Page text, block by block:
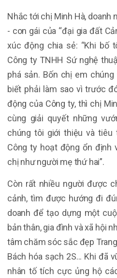
Nhắc tới chị Minh Hà, doanh
- con gái của “đại gia đất
xúc động chia sẻ: “Khi bố
Công ty TNHH Sứ nghệ
phá sản. Bốn chị em
biết phải làm sao vì trước
động của Công ty, thì chị
cùng giải quyết những
chúng tôi giới thiệu và tiêu
Công ty hoạt động ổn định
chị như người mẹ thứ hai”.
Còn rất nhiều người được
cảnh, tìm được hướng đi
doanh để tạo dựng một
bản thân, gia đình và xã hội
tâm chăm sóc sắc đẹp
Bách hóa sạch 2S... Khi đã
nhân tố tích cực ủng hộ